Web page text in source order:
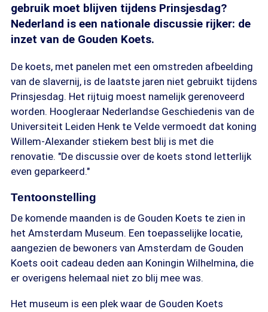
gebruik moet blijven tijdens Prinsjesdag?
Nederland is een nationale discussie rijker: de
inzet van de Gouden Koets.
De koets, met panelen met een omstreden afbeelding
van de slavernij, is de laatste jaren niet gebruikt tijdens
Prinsjesdag. Het rijtuig moest namelijk gerenoveerd
worden. Hoogleraar Nederlandse Geschiedenis van de
Universiteit Leiden Henk te Velde vermoedt dat koning
Willem-Alexander stiekem best blij is met die
renovatie. "De discussie over de koets stond letterlijk
even geparkeerd."
Tentoonstelling
De komende maanden is de Gouden Koets te zien in
het Amsterdam Museum. Een toepasselijke locatie,
aangezien de bewoners van Amsterdam de Gouden
Koets ooit cadeau deden aan Koningin Wilhelmina, die
er overigens helemaal niet zo blij mee was.
Het museum is een plek waar de Gouden Koets